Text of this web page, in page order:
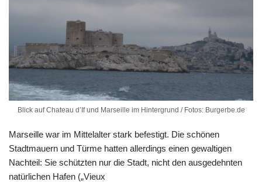
Blick auf Chateau d’If und Marseille im Hintergrund / Fotos: Burgerbe.de
Marseille war im Mittelalter stark befestigt. Die schönen
Stadtmauern und Türme hatten allerdings einen gewaltigen
Nachteil: Sie schützten nur die Stadt, nicht den ausgedehnten
natürlichen Hafen („Vieux